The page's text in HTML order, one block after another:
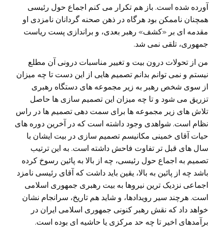
آورده شده است. باز هم تکرار می کنم اجماع حول رئیسی
همچنان ناممکن بود هرگاه در ذهن صحنه گردانان نامزدی او
مقدمه ای بر «کشف» رهبر بعدی، و براندازی پست ریاست
جمهوری، تلقی نمی شد.
من از تحولات درون بیت و تغییر مناسبات درونی آن مطلع
نیستم و نمی توانم بدانم تصمیم هایی از این دست تا چه میزان
از سوی شخص رهبر به زیر مجموعه های دستگاه رهبری
تزریق می شود و تا چه میزان این تصمیم سازی ها حاصل
تلاش های زیر مجموعه ها برای سمت دهی تصمیم ها در راس
نظام است. شواهدی وجود داشته است که در آخرین دوره های
حیات آقای خمینی مکانیسم تصمیم سازی در بیت ایشان با
سال های قبل تر تفاوت فاحش داشته است. به این ترتیب
تصمیم به اجماع حول رئیسی، چه از بالا به پائین رسوخ کرده
باشد چه از پائین به بالا، یقین باید داشت که آقای رئیسی نامزد
اجماعی نزدیک ترین نیروها به بیت رهبری جمهوری اسلامی
است. هرچند سیر رویدادها، و شاید هم تاریخ، سرانجام نشان
خواهد داد که نقش رهبر کنونی جمهوری اسلامی ایران در
برآمدهای اخیر تا چه حد مرکزی یا حاشیه ای بوده است.